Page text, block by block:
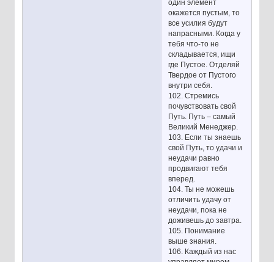
один элемент
окажется пустым, то
все усилия будут
напрасными. Когда у
тебя что-то не
складывается, ищи
где Пустое. Отделяй
Твердое от Пустого
внутри себя.
102. Стремись
почувствовать свой
Путь. Путь – самый
Великий Менеджер.
103. Если ты знаешь
свой Путь, то удачи и
неудачи равно
продвигают тебя
вперед.
104. Ты не можешь
отличить удачу от
неудачи, пока не
доживешь до завтра.
105. Понимание
выше знания.
106. Каждый из нас